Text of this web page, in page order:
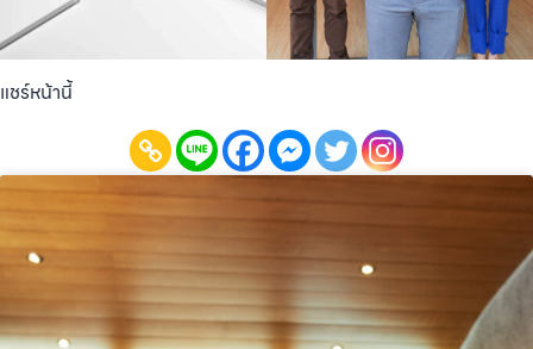
แชร์หน้านี้